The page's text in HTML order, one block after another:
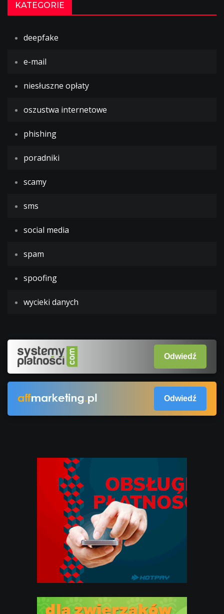
KATEGORIE
deepfake
e-mail
niesłuszne opłaty
oszustwa internetowe
phishing
poradniki
scamy
sms
social media
spam
spoofing
wycieki danych
Odwiedź
Odwiedź